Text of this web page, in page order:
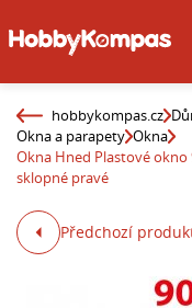
hobbykompas.cz
Okna a parapety Okna
Okna Hned Plastové okno
sklopné pravé
Předchozí